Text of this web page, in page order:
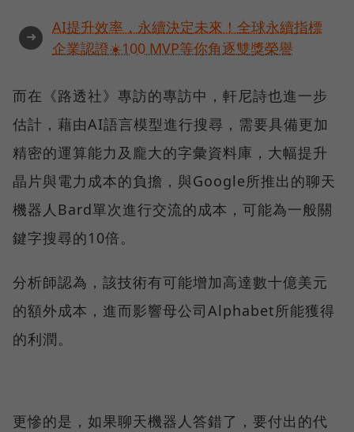
➜
AI提升效率，永續決定未來！全球永續指標
企業認證☀️100 MVP等你角逐雙獎榮譽
而在《路透社》專訪的專訪中，軒尼詩也進一步
估計，藉由AI語言模型進行搜尋，需要具備更加
精密的運算能力及龐大的字彙資料庫，大幅提升
晶片與電力成本的負擔，與Google所推出的聊天
機器人Bard單次進行交流的成本，可能為一般關
鍵字搜尋的10倍。
分析師認為，該技術有可能增加高達數十億美元
的額外成本，進而影響母公司Alphabet所能獲得
的利潤。
更慘的是，如果聊天機器人答錯了，要付出的代